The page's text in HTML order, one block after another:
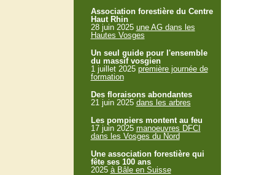
Association forestière du Centre
Haut Rhin
28 juin 2025 une AG dans les
Hautes Vosges
Un seul guide pour l'ensemble
du massif vosgien
1 juillet 2025 première journée de
formation
Des floraisons abondantes
21 juin 2025 dans les arbres
Les pompiers montent au feu
17 juin 2025 manoeuvres DFCI
dans les Vosges du Nord
Une association forestière qui
fête ses 100 ans
2025 à Bâle en Suisse